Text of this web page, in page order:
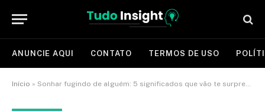
ANUNCIE AQUI CONTATO TERMOS DE USO
Início » Sonhar fugindo de alguém: 5 significados que vão te surpreender